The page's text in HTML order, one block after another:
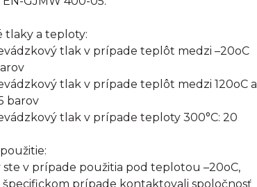
tlaky a teploty:
tlak v prípade teplôt medzi –20oC
tlak v prípade teplôt medzi 120oC a
barov
tlak v prípade teploty 300°C: 20
ste v prípade použitia pod teplotou –20oC,
špecifickom prípade kontaktovali spoločnosť